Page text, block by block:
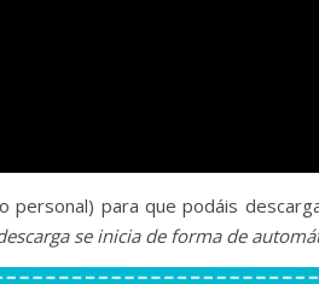
personal) para que podáis
se inicia de forma de